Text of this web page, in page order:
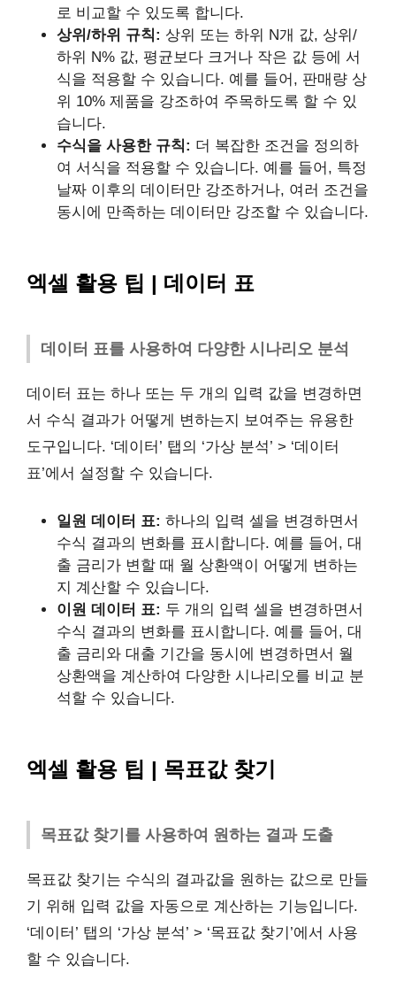
로 비교할 수 있도록 합니다.
상위/하위 규칙: 상위 또는 하위 N개 값, 상위/
하위 N% 값, 평균보다 크거나 작은 값 등에 서
식을 적용할 수 있습니다. 예를 들어, 판매량 상
위 10% 제품을 강조하여 주목하도록 할 수 있
습니다.
수식을 사용한 규칙: 더 복잡한 조건을 정의하
여 서식을 적용할 수 있습니다. 예를 들어, 특정
날짜 이후의 데이터만 강조하거나, 여러 조건을
동시에 만족하는 데이터만 강조할 수 있습니다.
엑셀 활용 팁 | 데이터 표
데이터 표를 사용하여 다양한 시나리오 분석
데이터 표는 하나 또는 두 개의 입력 값을 변경하면
서 수식 결과가 어떻게 변하는지 보여주는 유용한
도구입니다. ‘데이터’ 탭의 ‘가상 분석’ > ‘데이터
표’에서 설정할 수 있습니다.
일원 데이터 표: 하나의 입력 셀을 변경하면서
수식 결과의 변화를 표시합니다. 예를 들어, 대
출 금리가 변할 때 월 상환액이 어떻게 변하는
지 계산할 수 있습니다.
이원 데이터 표: 두 개의 입력 셀을 변경하면서
수식 결과의 변화를 표시합니다. 예를 들어, 대
출 금리와 대출 기간을 동시에 변경하면서 월
상환액을 계산하여 다양한 시나리오를 비교 분
석할 수 있습니다.
엑셀 활용 팁 | 목표값 찾기
목표값 찾기를 사용하여 원하는 결과 도출
목표값 찾기는 수식의 결과값을 원하는 값으로 만들
기 위해 입력 값을 자동으로 계산하는 기능입니다.
‘데이터’ 탭의 ‘가상 분석’ > ‘목표값 찾기’에서 사용
할 수 있습니다.